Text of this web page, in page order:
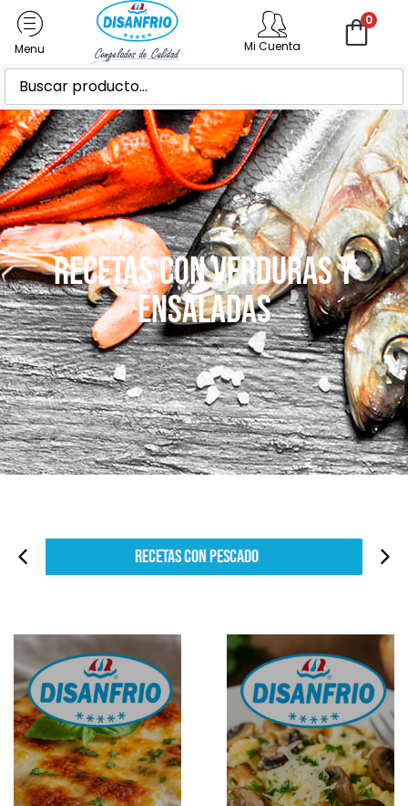
Mi Cuenta
0
Recetas con Verduras y
Ensaladas
Recetas con Verduras y Ensaladas